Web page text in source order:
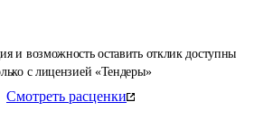
и возможность оставить отклик доступны
с лицензией «Тендеры»
Смотреть расценки